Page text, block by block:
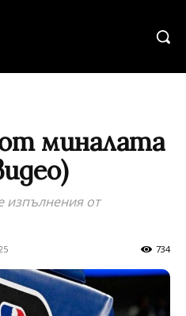
миналата
изпълнения от
734